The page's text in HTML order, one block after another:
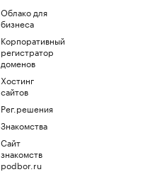
Облако для
бизнеса
Корпоративный
регистратор
доменов
Хостинг
сайтов
Рег.решения
Знакомства
Сайт
знакомств
podbor.ru